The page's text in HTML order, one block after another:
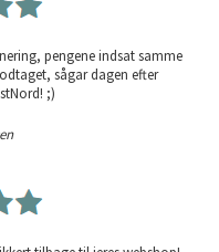
pengene indsat samme
sågar dagen efter
;)